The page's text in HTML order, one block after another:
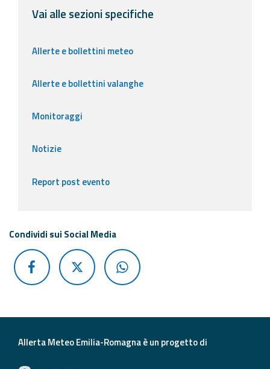
Vai alle sezioni specifiche
Allerte e bollettini meteo
Allerte e bollettini valanghe
Monitoraggi
Notizie
Report post evento
Condividi sui Social Media
Allerta Meteo Emilia-Romagna è un progetto di